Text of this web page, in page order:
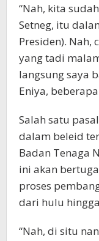
“Nah, kita
Setneg, itu
Presiden). Nah,
yang tadi
langsung saya
Eniya,
Salah satu
dalam beleid
Badan Tenaga
ini akan
proses
dari hulu
“Nah, di situ